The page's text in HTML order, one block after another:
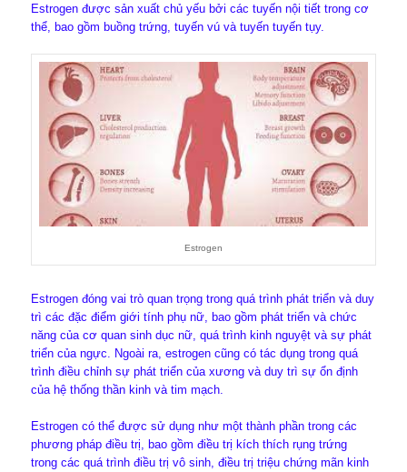
Estrogen được sản xuất chủ yếu bởi các tuyến nội tiết trong cơ
thể, bao gồm buồng trứng, tuyến vú và tuyến tuyến tụy.
Estrogen
Estrogen đóng vai trò quan trọng trong quá trình phát triển và duy
trì các đặc điểm giới tính phụ nữ, bao gồm phát triển và chức
năng của cơ quan sinh dục nữ, quá trình kinh nguyệt và sự phát
triển của ngực. Ngoài ra, estrogen cũng có tác dụng trong quá
trình điều chỉnh sự phát triển của xương và duy trì sự ổn định
của hệ thống thần kinh và tim mạch.
Estrogen có thể được sử dụng như một thành phần trong các
phương pháp điều trị, bao gồm điều trị kích thích rụng trứng
trong các quá trình điều trị vô sinh, điều trị triệu chứng mãn kinh